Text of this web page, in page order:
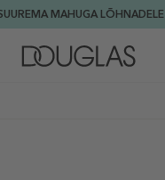
MAHUGA LÕHNADELE